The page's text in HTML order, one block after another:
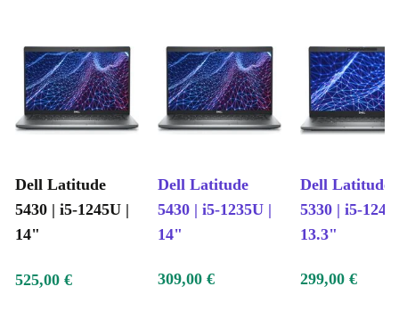
Dell Latitude
5430 | i5-1245U |
14"
Dell Latitude
5430 | i5-1235U |
14"
Dell Latitude
5330 | i5-
13.3"
525,00 € 309,00 € 299,00 €